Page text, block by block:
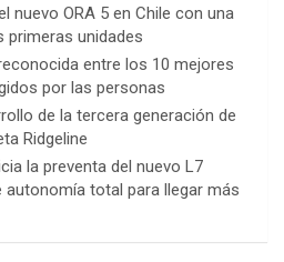
nuevo ORA 5 en Chile con una
primeras unidades
entre los 10 mejores
por las personas
de la tercera generación de
Ridgeline
la preventa del nuevo L7
autonomía total para llegar más